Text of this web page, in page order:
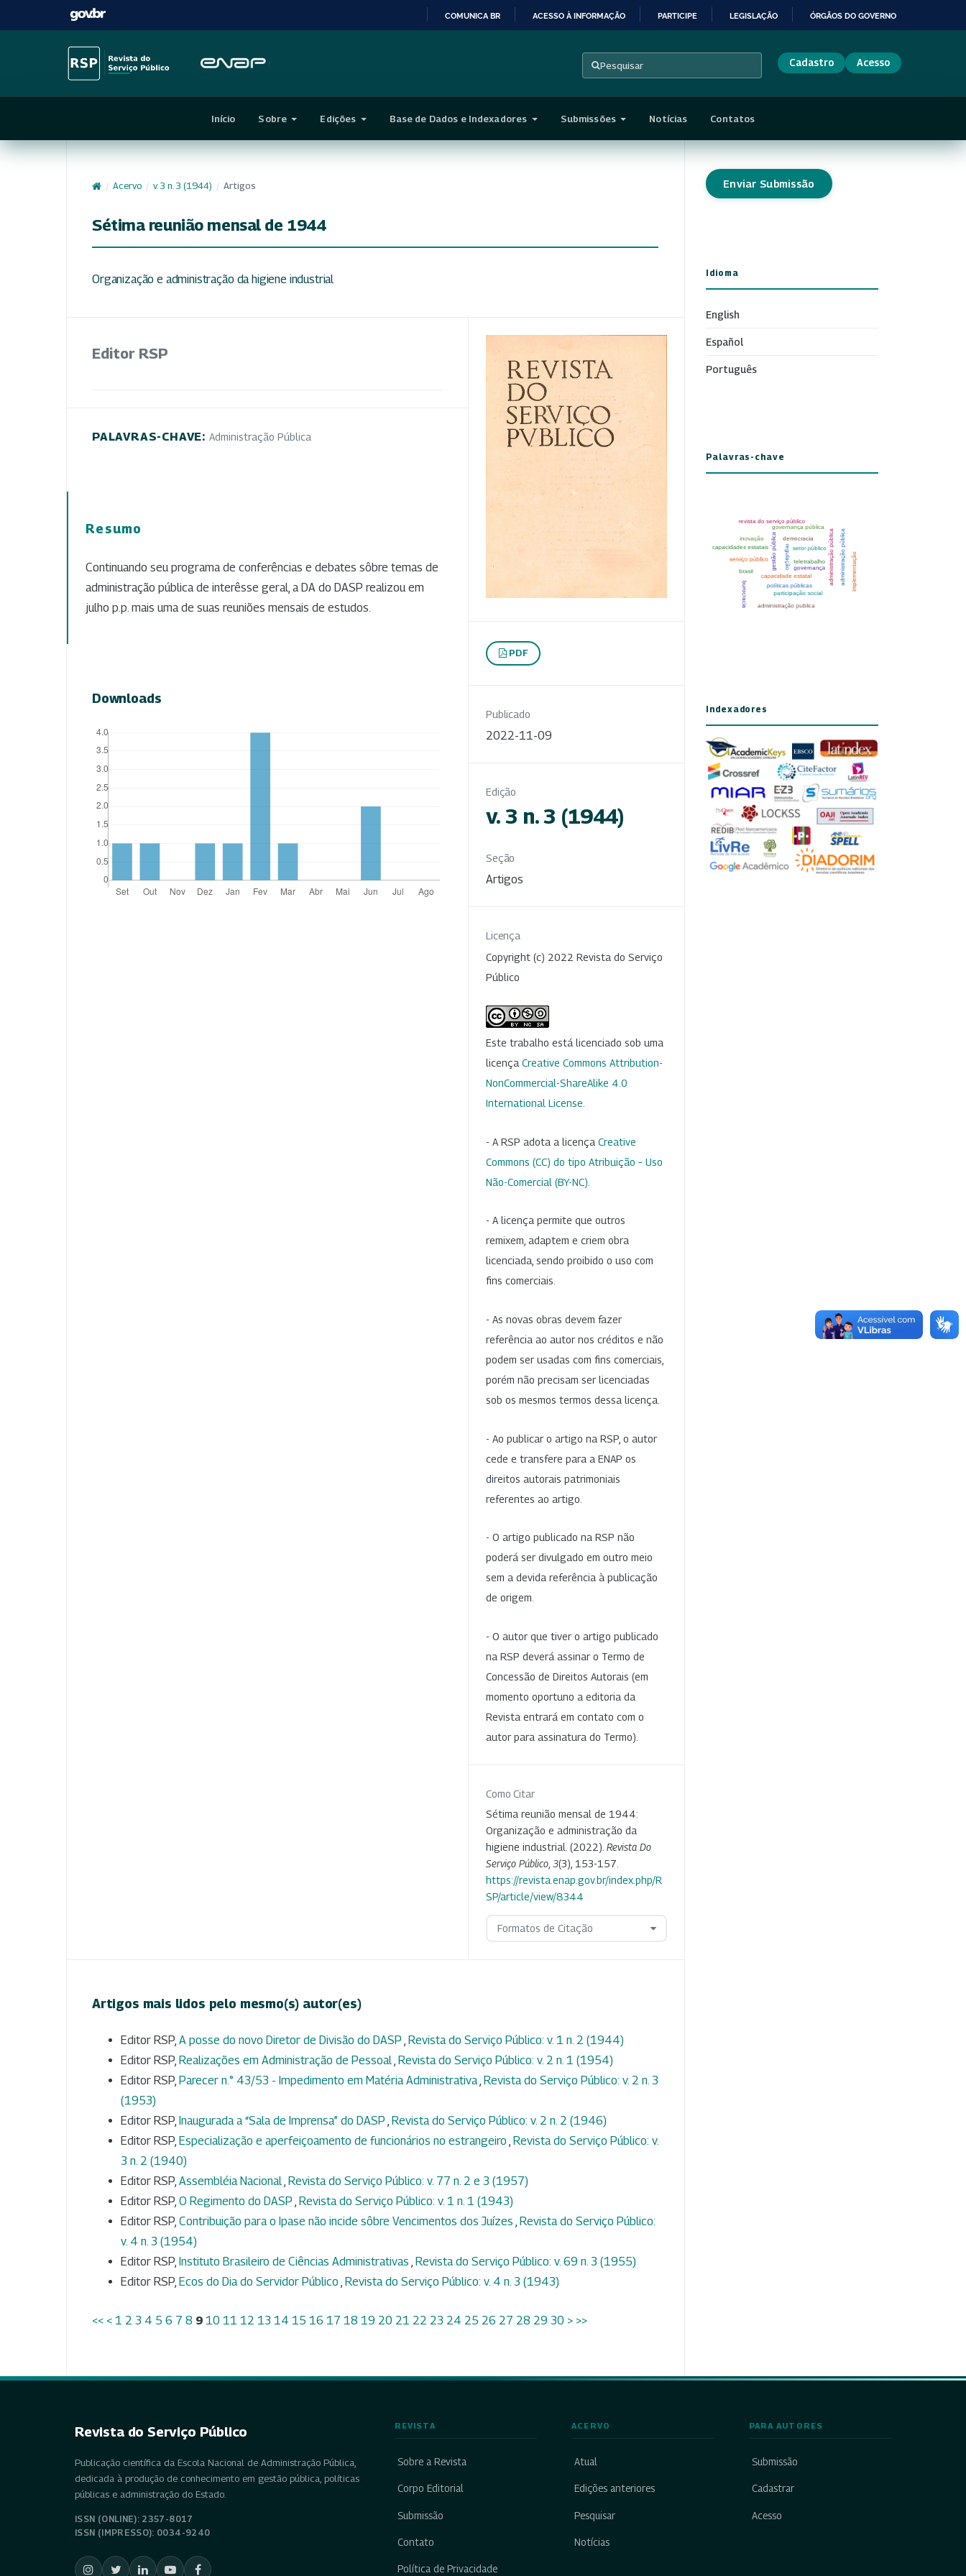
CONTEÚDO
COMUNICA BR ACESSO À INFORMAÇÃO PARTICIPE LEGISLAÇÃO ÓRGÃOS DO GOVERNO
Pesquisar Cadastro Acesso
Início Sobre Edições Base de Dados e Indexadores Submissões Notícias Contatos
/ Acervo / v. 3 n. 3 (1944) / Artigos
Sétima reunião mensal de 1944
Organização e administração da higiene industrial
Editor RSP
PALAVRAS-CHAVE: Administração Pública
Resumo
Continuando seu programa de conferências e debates sôbre temas de
administração pública de interêsse geral, a DA do DASP realizou em
julho p.p. mais uma de suas reuniões mensais de estudos.
Downloads
PDF
Publicado
2022-11-09
Edição
v. 3 n. 3 (1944)
Seção
Artigos
Licença
Copyright (c) 2022 Revista do Serviço
Público
Este trabalho está licenciado sob uma
licença Creative Commons Attribution-
NonCommercial-ShareAlike 4.0
International License
- A RSP adota a licença Creative
Commons (CC) do tipo Atribuição – Uso
Não-Comercial (BY-NC)
- A licença permite que outros
remixem, adaptem e criem obra
licenciada, sendo proibido o uso com
fins comerciais.
- As novas obras devem fazer
referência ao autor nos créditos e não
podem ser usadas com fins comerciais,
porém não precisam ser licenciadas
sob os mesmos termos dessa licença.
- Ao publicar o artigo na RSP, o autor
cede e transfere para a ENAP os
direitos autorais patrimoniais
referentes ao artigo.
- O artigo publicado na RSP não
poderá ser divulgado em outro meio
sem a devida referência à publicação
de origem.
- O autor que tiver o artigo publicado
na RSP deverá assinar o Termo de
Concessão de Direitos Autorais (em
momento oportuno a editoria da
Revista entrará em contato com o
autor para assinatura do Termo).
Como Citar
Sétima reunião mensal de 1944:
Organização e administração da
higiene industrial. (2022). Revista Do
Serviço Público 3(3), 153-157.
https://revista.enap.gov.br/index.php/R
SP/article/view/8344
Formatos de Citação
Artigos mais lidos pelo mesmo(s) autor(es)
Editor RSP, A posse do novo Diretor de Divisão do DASP , Revista do Serviço Público: v. 1 n. 2 (1944)
Editor RSP, Realizações em Administração de Pessoal, Revista do Serviço Público: v. 2 n. 1 (1954)
Editor RSP, Parecer n.° 43/53 - Impedimento em Matéria Administrativa, Revista do Serviço Público: v. 2 n. 3
(1953)
Editor RSP, Inaugurada a “Sala de Imprensa” do DASP , Revista do Serviço Público: v. 2 n. 2 (1946)
Editor RSP, Especialização e aperfeiçoamento de funcionários no estrangeiro , Revista do Serviço Público: v.
3 n. 2 (1940)
Editor RSP, Assembléia Nacional, Revista do Serviço Público: v. 77 n. 2 e 3 (1957)
Editor RSP, O Regimento do DASP , Revista do Serviço Público: v. 1 n. 1 (1943)
Editor RSP, Contribuição para o Ipase não incide sôbre Vencimentos dos Juízes , Revista do Serviço Público:
v. 4 n. 3 (1954)
Editor RSP, Instituto Brasileiro de Ciências Administrativas , Revista do Serviço Público: v. 69 n. 3 (1955)
Editor RSP, Ecos do Dia do Servidor Público , Revista do Serviço Público: v. 4 n. 3 (1943)
<< < 1 2 3 4 5 6 7 8 9 10 11 12 13 14 15 16 17 18 19 20 21 22 23 24 25 26 27 28 29 30 > >>
Enviar Submissão
Idioma
English
Español
Português
Palavras-chave
Indexadores
Revista do Serviço Público
Publicação científica da Escola Nacional de Administração Pública,
dedicada à produção de conhecimento em gestão pública, políticas
públicas e administração do Estado.
ISSN (ONLINE): 2357-8017
ISSN (IMPRESSO): 0034-9240
REVISTA
Sobre a Revista
Corpo Editorial
Submissão
Contato
Política de Privacidade
ACERVO
Atual
Edições anteriores
Pesquisar
Notícias
PARA AUTORES
Submissão
Cadastrar
Acesso